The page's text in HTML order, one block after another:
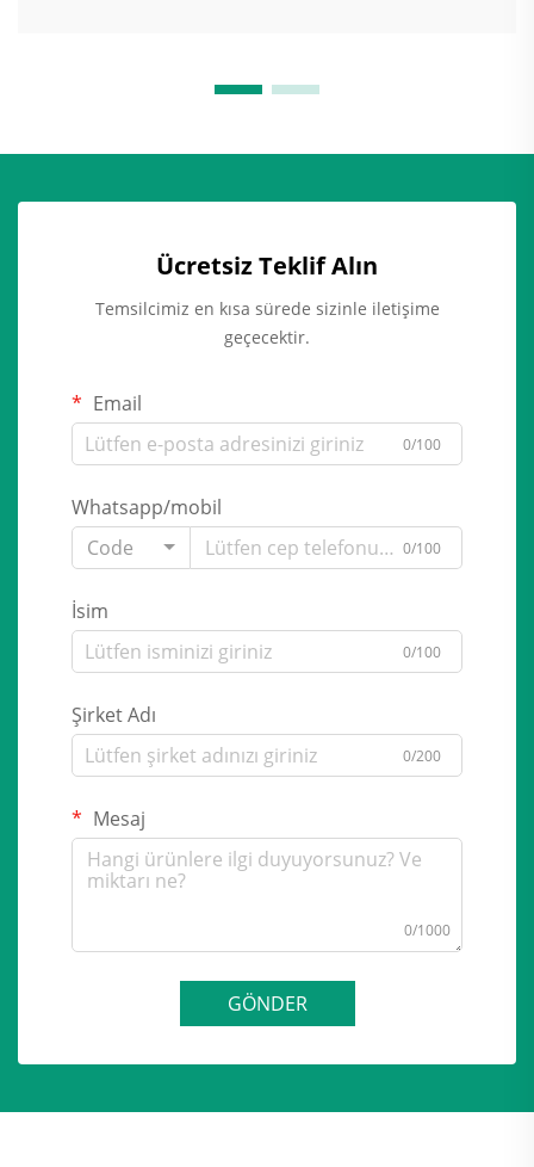
Ücretsiz Teklif Alın
Temsilcimiz en kısa sürede sizinle iletişime
geçecektir.
Email
0/100
Whatsapp/mobil
Code
0/100
İsim
0/100
Şirket Adı
0/200
Mesaj
0/1000
GÖNDER